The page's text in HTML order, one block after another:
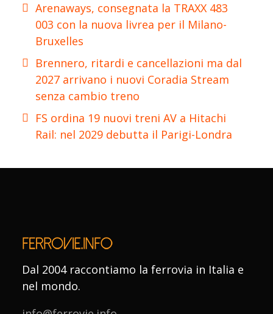
Arenaways, consegnata la TRAXX 483
003 con la nuova livrea per il Milano-
Bruxelles
Brennero, ritardi e cancellazioni ma dal
2027 arrivano i nuovi Coradia Stream
senza cambio treno
FS ordina 19 nuovi treni AV a Hitachi
Rail: nel 2029 debutta il Parigi-Londra
Dal 2004 raccontiamo la ferrovia in Italia e
nel mondo.